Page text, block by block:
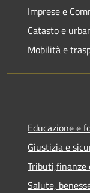
Imprese e
Catasto e
Mobilità e
Educazione e
Giustizia e
Tributi,finanze
Salute,